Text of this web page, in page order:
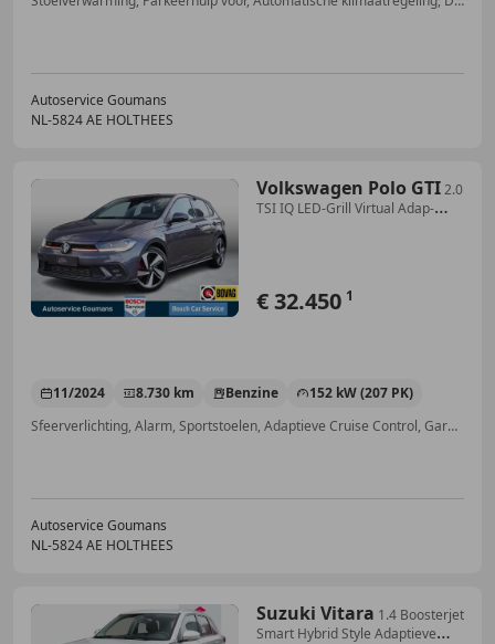
Autoservice Goumans
NL-5824 AE HOLTHEES
Volkswagen Polo GTI2.0
TSI IQ LED-Grill Virtual Adap-
€ 32.450 1
11/2024 8.730 km Benzine
152 kW (207 PK)
Sfeerverlichting, Alarm, Sportstoelen, Adaptieve Cruise Control, Garantie, Getinte ramen, Inductieladen voor smartphones, Grootlichtassistent
Autoservice Goumans
NL-5824 AE HOLTHEES
Suzuki Vitara 1.4 Boosterjet
Smart Hybrid Style Adaptieve